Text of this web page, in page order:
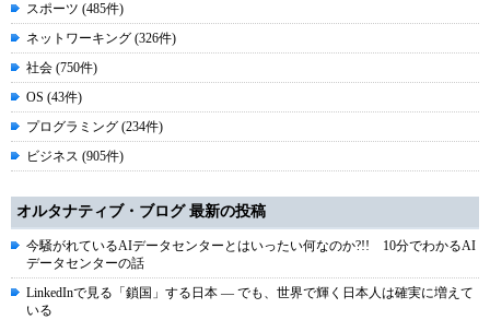
スポーツ (485件)
ネットワーキング (326件)
社会 (750件)
OS (43件)
プログラミング (234件)
ビジネス (905件)
オルタナティブ・ブログ 最新の投稿
今騒がれているAIデータセンターとはいったい何なのか?!! 10分でわかるAI
データセンターの話
LinkedInで見る「鎖国」する日本 ― でも、世界で輝く日本人は確実に増えて
いる